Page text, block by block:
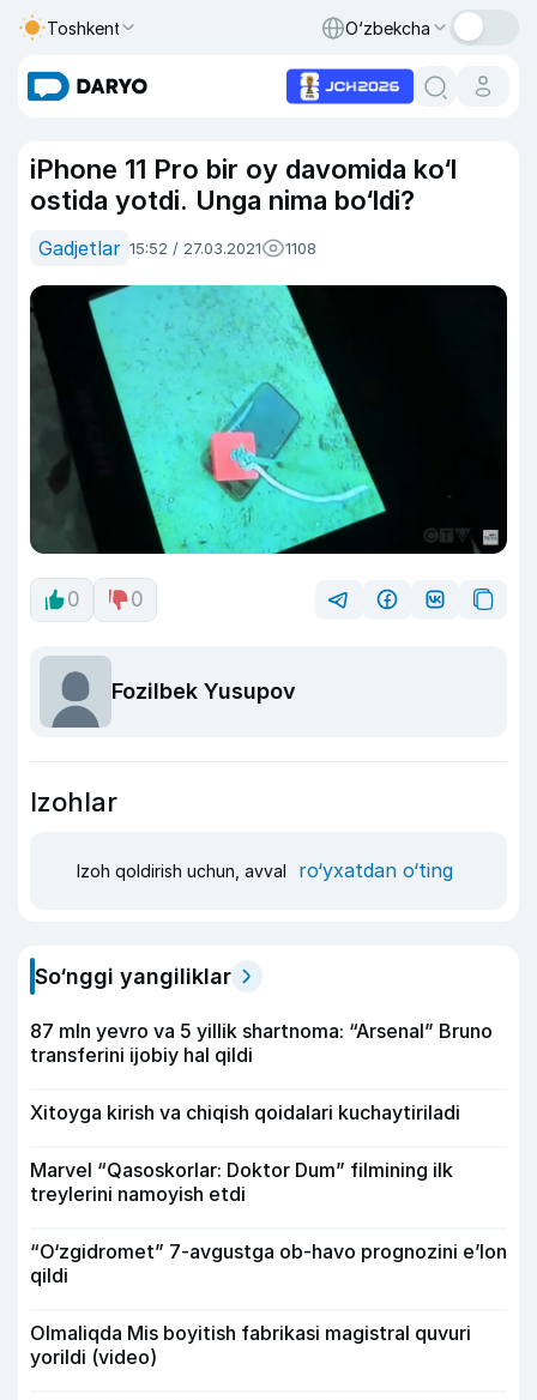
Toshkent O‘zbekcha
iPhone 11 Pro bir oy davomida ko‘l
ostida yotdi. Unga nima bo‘ldi?
Gadjetlar 15:52 / 27.03.2021 1108
0 0
Fozilbek Yusupov
Izohlar
Izoh qoldirish uchun, avval ro‘yxatdan o‘ting
So‘nggi yangiliklar
87 mln yevro va 5 yillik shartnoma: “Arsenal” Bruno
transferini ijobiy hal qildi
Xitoyga kirish va chiqish qoidalari kuchaytiriladi
Marvel “Qasoskorlar: Doktor Dum” filmining ilk
treylerini namoyish etdi
“O‘zgidromet” 7-avgustga ob-havo prognozini e’lon
qildi
Olmaliqda Mis boyitish fabrikasi magistral quvuri
yorildi (video)